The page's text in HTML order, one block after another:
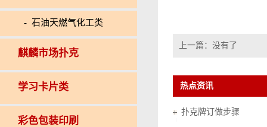
- 石油天燃气化工类
麒麟市场扑克
学习卡片类
彩色包装印刷
上一篇：没有了
热点资讯
扑克牌订做步骤